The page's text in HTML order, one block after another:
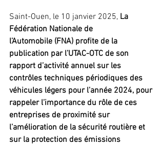
Saint-Ouen, le 10 janvier 2025, La
Fédération Nationale de
l’Automobile (FNA) profite de la
publication par l’UTAC-OTC de son
rapport d’activité annuel sur les
contrôles techniques périodiques des
véhicules légers pour l’année 2024, pour
rappeler l’importance du rôle de ces
entreprises de proximité sur
l’amélioration de la sécurité routière et
sur la protection des émissions